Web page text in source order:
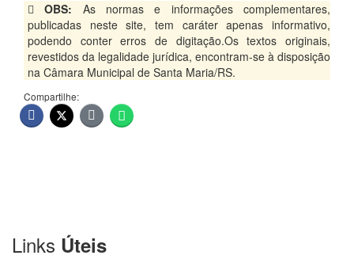
OBS: As normas e informações complementares,
publicadas neste site, tem caráter apenas informativo,
podendo conter erros de digitação.Os textos originais,
revestidos da legalidade jurídica, encontram-se à disposição
na Câmara Municipal de Santa Maria/RS.
Compartilhe:
Links Úteis